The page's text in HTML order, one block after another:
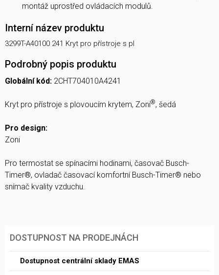
montáž uprostřed ovládacích modulů.
Interní název produktu
3299T-A40100 241 Kryt pro přístroje s pl
Podrobný popis produktu
Globální kód: 2CHT704010A4241
Kryt pro přístroje s plovoucím krytem, Zoni®, šedá
Pro design:
Zoni
Pro termostat se spínacími hodinami, časovač Busch-
Timer®, ovladač časovací komfortní Busch-Timer® nebo
snímač kvality vzduchu.
DOSTUPNOST NA PRODEJNÁCH
Dostupnost centrální sklady EMAS